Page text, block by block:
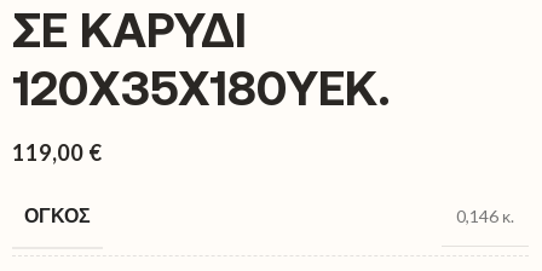
ΣΕ ΚΑΡΥΔΙ
120X35X180ΥΕΚ.
119,00 €
ΌΓΚΟΣ 0,146 κ.